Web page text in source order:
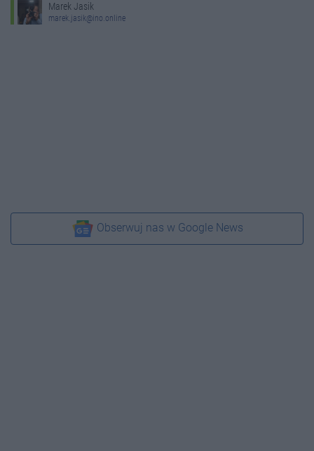
Marek Jasik
marek.jasik@ino.online
Obserwuj nas w Google News